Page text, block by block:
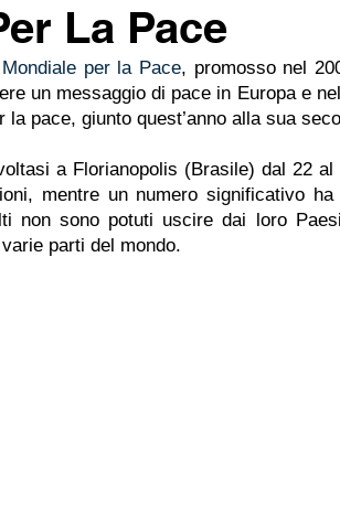
La Pace
per la Pace, promosso nel
un messaggio di pace in Europa e
la pace, giunto quest’anno alla sua
a Florianopolis (Brasile) dal 22
mentre un numero significativo ha
non sono potuti uscire dai loro
parti del mondo.